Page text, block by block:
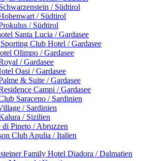
/ Südtirol
/ Südtirol
/ Südtirol
Santa Lucia / Gardasee
Club Hotel / Gardasee
Olimpo / Gardasee
/ Gardasee
Oasi / Gardasee
& Suite / Gardasee
Campi / Gardasee
Saraceno / Sardinien
/ Sardinien
/ Sizilien
di Pineto / Abruzzen
Club Apulia / Italien
Family Hotel Diadora / Dalmatien